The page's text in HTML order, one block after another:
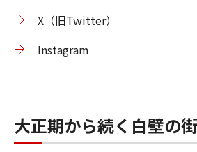
X（旧Twitter）
Instagram
大正期から続く白壁の